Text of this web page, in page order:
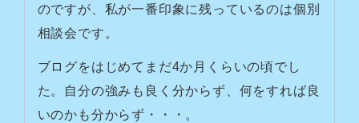
のですが、私が一番印象に残っているのは個別
相談会です。
ブログをはじめてまだ4か月くらいの頃でし
た。
自分の強みも良く分からず、何をすれば良
いのかも分からず・・・。